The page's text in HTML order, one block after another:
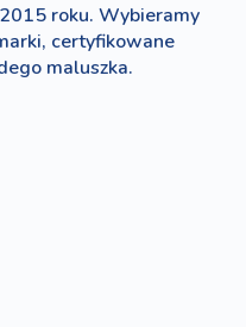
roku. Wybieramy
certyfikowane
maluszka.